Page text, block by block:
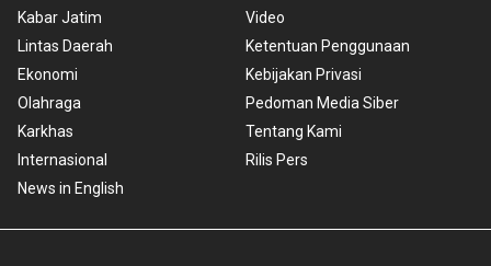
Kabar Jatim
Lintas Daerah
Ekonomi
Olahraga
Karkhas
Internasional
News in English
Video
Ketentuan Penggunaan
Kebijakan Privasi
Pedoman Media Siber
Tentang Kami
Rilis Pers